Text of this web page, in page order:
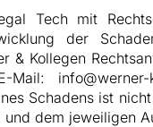
Tech mit
der
& Kollegen
info@werner-
Schadens ist
dem jeweiligen